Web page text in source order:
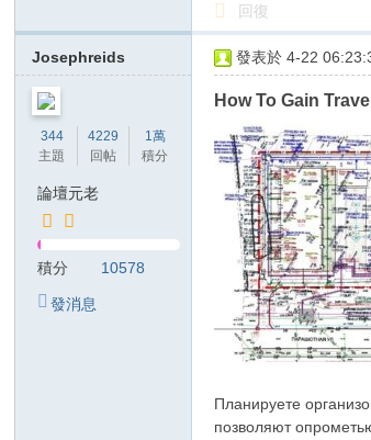
回復
Josephreids
344
主題
4229
回帖
1萬
積分
論壇元老
積分 10578
發消息
發表於 4-22
How To Gain
Планируете
позволяют